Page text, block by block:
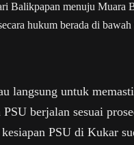
Balikpapan menuju Muara
hukum berada di
langsung untuk
PSU berjalan sesuai
PSU di Kukar